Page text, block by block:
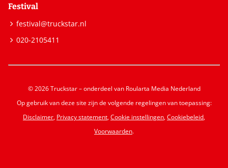
Festival
festival@truckstar.nl
020-2105411
© 2026 Truckstar – onderdeel van Roularta Media Nederland
Op gebruik van deze site zijn de volgende regelingen van toepassing:
Disclaimer, Privacy statement,Cookie instellingen,Cookiebeleid,
Voorwaarden.